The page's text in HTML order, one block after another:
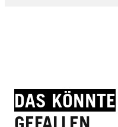
DAS KÖNNTE